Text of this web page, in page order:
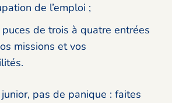
de l’emploi ;
de trois à quatre entrées
missions et vos
pas de panique : faites